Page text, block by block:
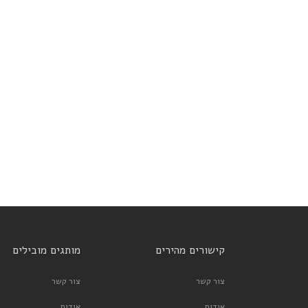
מותגים מובילים
צור קשר
קישורים מהירים
צור קשר